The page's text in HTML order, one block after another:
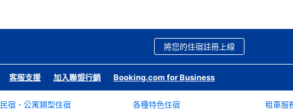
將您的住宿註冊上線
客服支援 加入聯盟行銷 Booking.com for Business
民宿、公寓類型住宿
各種特色住宿
租車服